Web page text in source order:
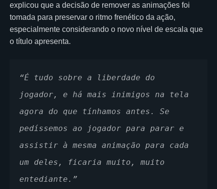
explicou que a decisão de remover as animações foi
tomada para preservar o ritmo frenético da ação,
especialmente considerando o novo nível de escala que
o título apresenta.
“É tudo sobre a liberdade do
jogador, e há mais inimigos na tela
agora do que tínhamos antes. Se
pedíssemos ao jogador para parar e
assistir à mesma animação para cada
um deles, ficaria muito, muito
entediante.”